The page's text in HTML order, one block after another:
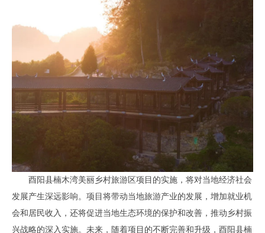
酉阳县楠木湾美丽乡村旅游区项目的实施，将对当地经济社会
发展产生深远影响。项目将带动当地旅游产业的发展，增加就业机
会和居民收入，还将促进当地生态环境的保护和改善，推动乡村振
兴战略的深入实施。未来，随着项目的不断完善和升级，酉阳县楠